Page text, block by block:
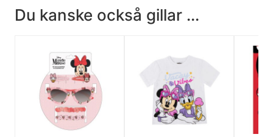
Du kanske också gillar ...